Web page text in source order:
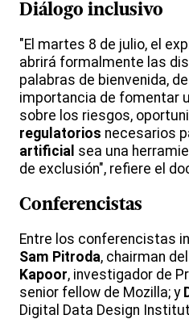
Diálogo inclusivo
"El martes 8 de julio, el
abrirá formalmente las
palabras de bienvenida,
importancia de fomentar
sobre los riesgos,
regulatorios necesarios
artificial sea una
de exclusión", refiere el
Conferencistas
Entre los conferencistas
Sam Pitroda, chairman
Kapoor, investigador de
senior fellow de Mozilla; y
Digital Data Design